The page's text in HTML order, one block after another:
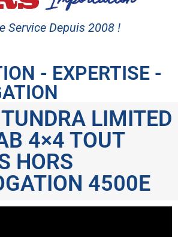
Service Depuis 2008 !
- EXPERTISE -
LIMITED
4×4 TOUT
HORS
4500E